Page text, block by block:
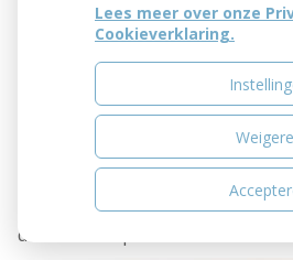
Kies een zachte borstel met een
Vervang de tandenborstel elke
als de haarbosjes uit elkaar gaan
Met een elektrische
een makkelijke manier
tandenborstel maakt de juiste
Zo kunt u zich beter
de borstelkop in uw mond.
Lees meer over onze
Cookieverklaring.